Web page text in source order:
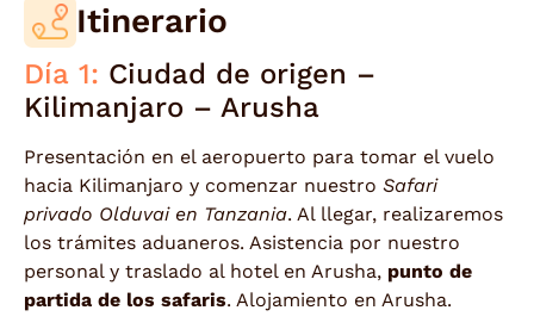
Itinerario
Día 1: Ciudad de origen –
Kilimanjaro – Arusha
Presentación en el aeropuerto para tomar el vuelo
hacia Kilimanjaro y comenzar nuestro Safari
privado Olduvai en Tanzania. Al llegar, realizaremos
los trámites aduaneros. Asistencia por nuestro
personal y traslado al hotel en Arusha, punto de
partida de los safaris. Alojamiento en Arusha.